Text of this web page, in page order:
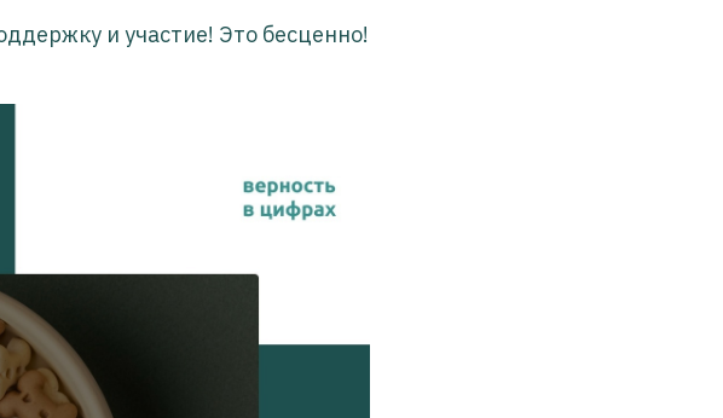
и участие! Это бесценно!